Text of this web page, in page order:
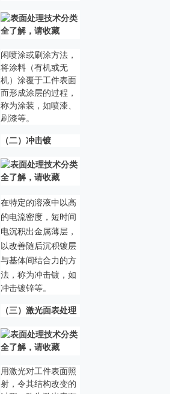
闲喷涂或刷涂方法，
将涂料（有机或无
机）涂覆于工件表面
而形成涂层的过程，
称为涂装，如喷漆、
刷漆等。
（二）冲击镀
在特定的溶液中以高
的电流密度，短时间
电沉积出金属薄层，
以改善随后沉积镀层
与基体间结合力的方
法 ，称为冲击镀，如
冲击镀锌等。
（三）激光面表处理
用激光对工件表面照
射，令其结构改变的